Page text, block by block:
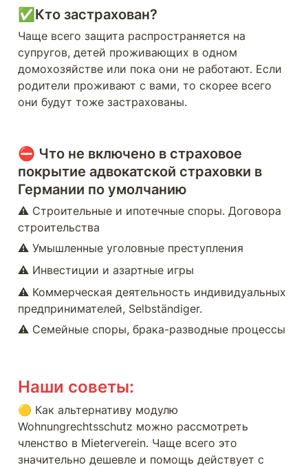
✅Кто застрахован?
Чаще всего защита распространяется на
супругов, детей проживающих в одном
домохозяйстве или пока они не работают. Если
родители проживают с вами, то скорее всего
они будут тоже застрахованы.
⛔️ Что не включено в страховое
покрытие адвокатской страховки в
Германии по умолчанию
⚠️ Строительные и ипотечные споры. Договора
строительства
⚠️ Умышленные уголовные преступления
⚠️ Инвестиции и азартные игры
⚠️ Коммерческая деятельность индивидуальных
предпринимателей, Selbständiger.
⚠️ Семейные споры, брака-разводные процессы
Наши советы:
🟡 Как альтернативу модулю
Wohnungrechtsschutz можно рассмотреть
членство в Mieterverein. Чаще всего это
значительно дешевле и помощь действует с